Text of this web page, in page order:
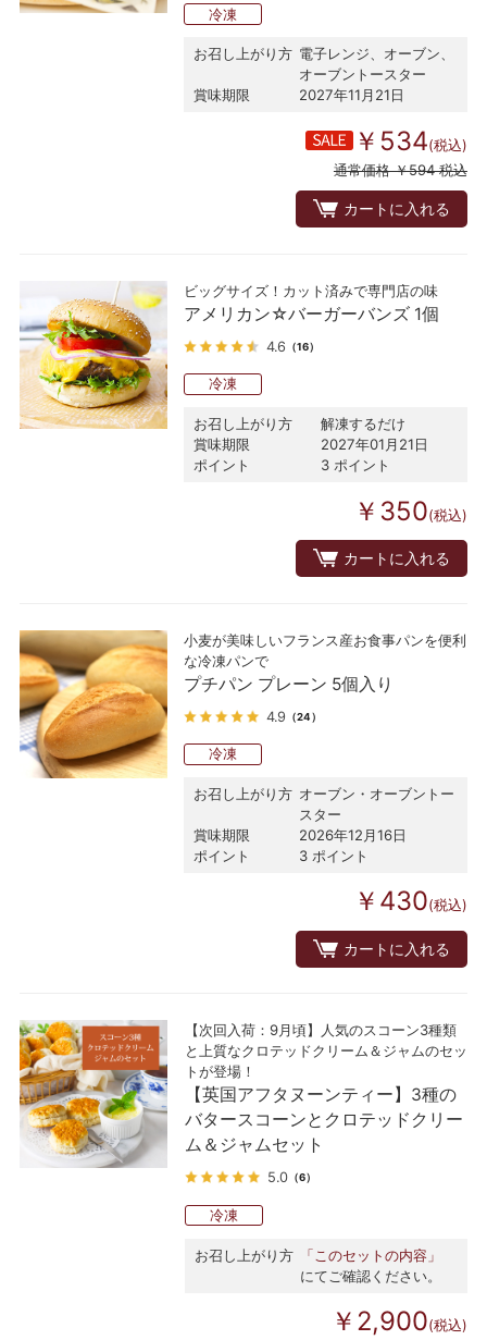
冷凍
お召し上がり方 電子レンジ、オーブン、
オーブントースター
賞味期限
2027年11月21日
￥534(税込)
通常価格 ￥594 税込
カートに入れる
ビッグサイズ！カット済みで専門店の味
アメリカン☆バーガーバンズ 1個
4.6 （16）
冷凍
お召し上がり方
解凍するだけ
賞味期限
2027年01月21日
ポイント
3 ポイント
￥350(税込)
カートに入れる
小麦が美味しいフランス産お食事パンを便利
な冷凍パンで
プチパン プレーン 5個入り
4.9 （24）
冷凍
お召し上がり方 オーブン・オーブントー
スター
賞味期限
2026年12月16日
ポイント
3 ポイント
￥430(税込)
カートに入れる
【次回入荷：9月頃】人気のスコーン3種類
と上質なクロテッドクリーム＆ジャムのセッ
トが登場！
【英国アフタヌーンティー】3種の
バタースコーンとクロテッドクリー
ム＆ジャムセット
5.0 （6）
冷凍
お召し上がり方
「このセットの内容」
にてご確認ください。
￥2,900(税込)